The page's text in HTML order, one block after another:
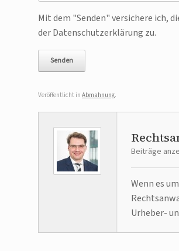
Bitte lasse dieses Feld leer.
Mit dem "Senden" versichere ich,
der Datenschutzerklärung zu.
Veröffentlicht in Abmahnung.
Beiträge
Wenn es
Urheber-